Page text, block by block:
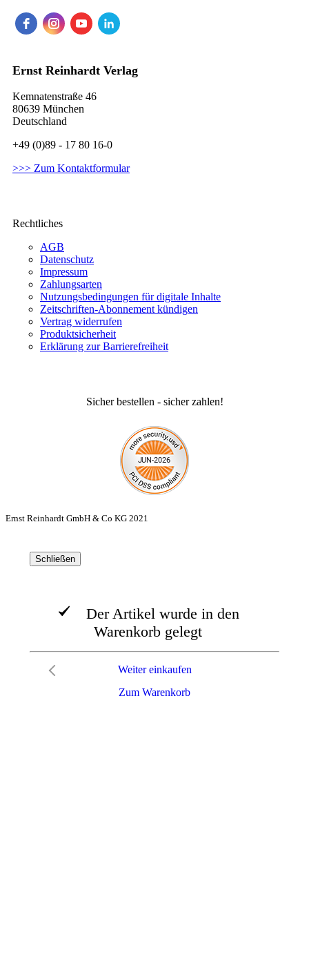
Ernst Reinhardt Verlag
Kemnatenstraße 46
80639 München
Deutschland
+49 (0)89 - 17 80 16-0
>>> Zum Kontaktformular
Rechtliches
AGB
Datenschutz
Impressum
Zahlungsarten
Nutzungsbedingungen für digitale Inhalte
Zeitschriften-Abonnement kündigen
Vertrag widerrufen
Produktsicherheit
Erklärung zur Barrierefreiheit
Sicher bestellen - sicher zahlen!
Ernst Reinhardt GmbH & Co KG 2021
Schließen
Der Artikel wurde in den
Warenkorb gelegt
Zum Warenkorb
Weiter einkaufen